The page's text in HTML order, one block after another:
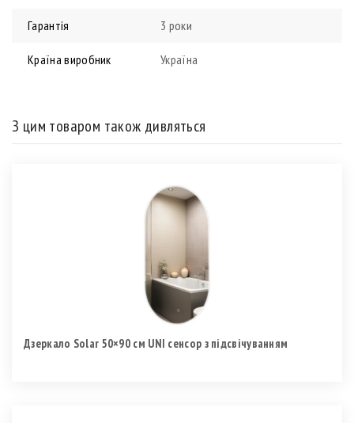
Гарантія 3 роки
Країна виробник Україна
З цим товаром також дивляться
Дзеркало Solar 50×90 см UNI сенсор з підсвічуванням